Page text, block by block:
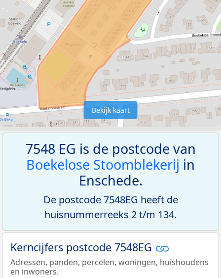
Bekijk kaart
7548 EG is de postcode van
Boekelose Stoomblekerij in
Enschede.
De postcode 7548EG heeft de
huisnummerreeks 2 t/m 134.
Kerncijfers postcode 7548EG
Adressen, panden, percelen, woningen, huishoudens
en inwoners.